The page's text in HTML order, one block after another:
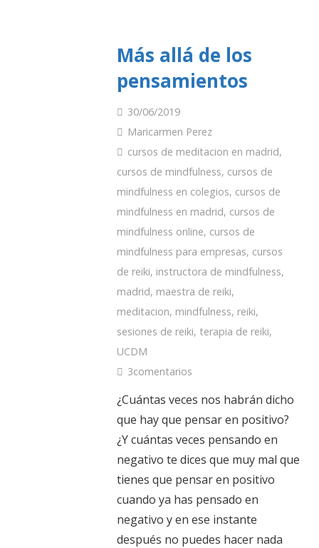
Más allá de los
pensamientos
30/06/2019
Maricarmen Perez
cursos de meditacion en madrid,
cursos de mindfulness, cursos de
mindfulness en colegios, cursos de
mindfulness en madrid, cursos de
mindfulness online, cursos de
mindfulness para empresas, cursos
de reiki, instructora de mindfulness,
madrid, maestra de reiki,
meditacion, mindfulness, reiki,
sesiones de reiki, terapia de reiki,
UCDM
3comentarios
¿Cuántas veces nos habrán dicho
que hay que pensar en positivo?
¿Y cuántas veces pensando en
negativo te dices que muy mal que
tienes que pensar en positivo
cuando ya has pensado en
negativo y en ese instante
después no puedes hacer nada